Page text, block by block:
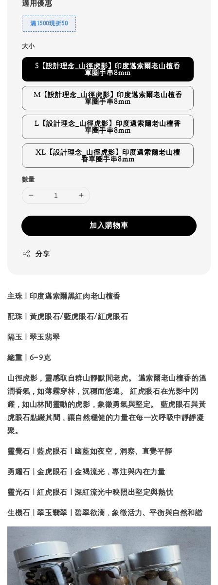
適用優惠
滿1500現折50
大小
S【設計理念_山徑虎影】印度邁索爾老山檀香
單圈手串8mm
M【設計理念_山徑虎影】印度邁索爾老山檀香
單圈手串8mm
L【設計理念_山徑虎影】印度邁索爾老山檀香
單圈手串8mm
XL【設計理念_山徑虎影】印度邁索爾老山檀
香單圈手串8mm
數量
加入購物車
分享
主珠｜印度邁索爾黑紅肉老山檀香
配珠｜黃虎眼石/藍虎眼石/紅虎眼石
隔玉｜翠玉翡翠
總重 6-9克
山徑虎影， 靈感取自群山靜默間老虎。 邁索爾老山檀香的溫
潤香氣，如薄霧穿林，沉穩而悠遠。 紅虎眼石在光影中閃
耀，如山林間靈動的虎影，象徵勇氣與堅定。 藍虎眼石與黃
虎眼石點綴其間，讓自然穩健的力量在每一次呼吸中靜靜凝
聚。
靈覺石｜藍虎眼石 ｜幽藍如夜空，洞察、直覺平靜
勇耀石｜金虎眼石 ｜金褐流光，專注與內在力量
靈光石｜紅虎眼石｜深紅流光中映照出堅定與熱忱
生機石｜翠玉翡翠｜碧翠欲滴，象徵活力、平衡與自然和諧